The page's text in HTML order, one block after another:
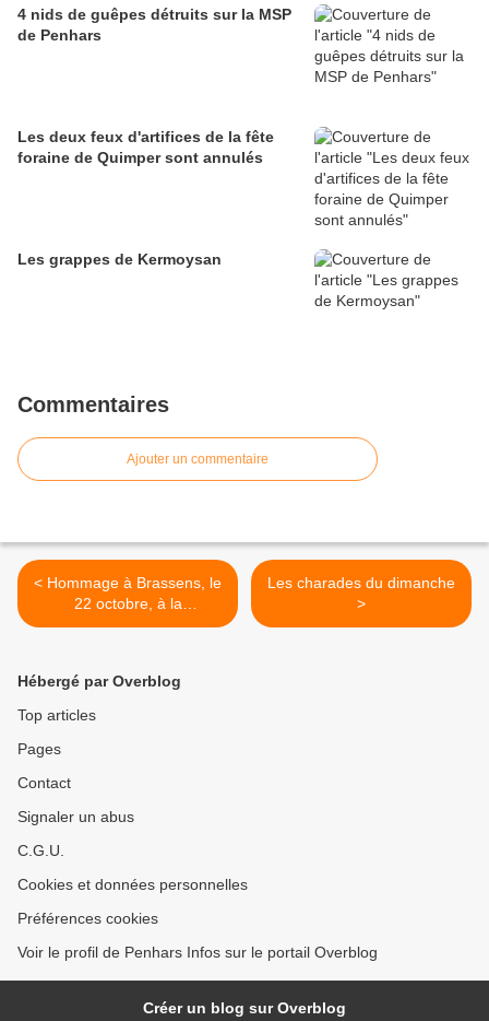
4 nids de guêpes détruits sur la MSP
de Penhars
Les deux feux d'artifices de la fête
foraine de Quimper sont annulés
Les grappes de Kermoysan
Commentaires
Ajouter un commentaire
< Hommage à Brassens, le
22 octobre, à la
médiathèque de Penhars
Les charades du dimanche
>
Hébergé par Overblog
Top articles
Pages
Contact
Signaler un abus
C.G.U.
Cookies et données personnelles
Préférences cookies
Voir le profil de Penhars Infos sur le portail Overblog
Créer un blog sur Overblog